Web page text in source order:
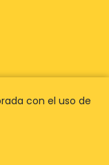
con el uso de